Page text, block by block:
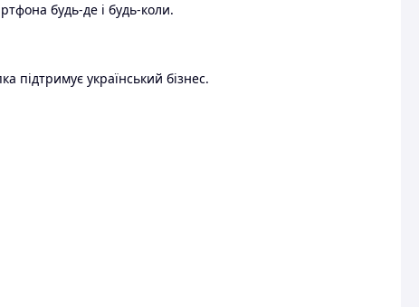
будь-де і будь-коли.
підтримує український бізнес.